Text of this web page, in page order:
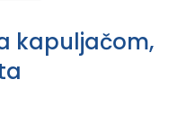
kapuljačom,